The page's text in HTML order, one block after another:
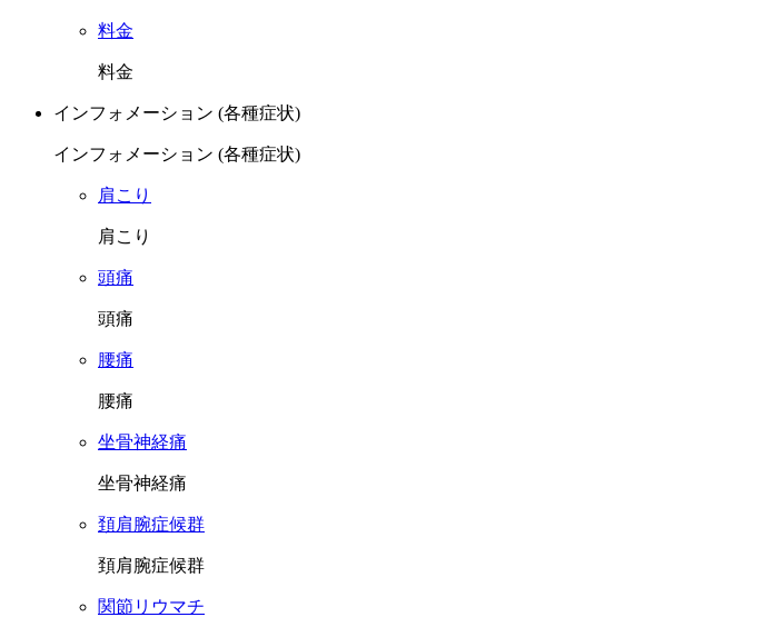
料金
料金
インフォメーション (各種症状)
インフォメーション (各種症状)
肩こり
肩こり
頭痛
頭痛
腰痛
腰痛
坐骨神経痛
坐骨神経痛
頚肩腕症候群
頚肩腕症候群
関節リウマチ